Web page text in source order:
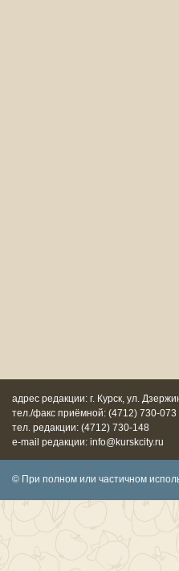
адрес редакции: г. Курск, ул.
тел./факс приёмной: (4712) 730-073
тел. редакции: (4712) 730-148
e-mail редакции: info@kurskcity.ru
© При полном или частичном